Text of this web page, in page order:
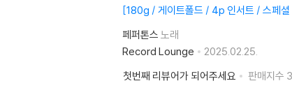
180g / 게이트폴드 / 4p 인서트 / 스페셜
페퍼톤스 노래
Record Lounge
2025.02.25.
첫번째 리뷰어가 되어주세요
판매지수